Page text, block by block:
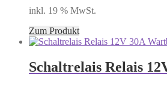
inkl. 19 % MwSt.
Zum Produkt
Schaltrelais Relais